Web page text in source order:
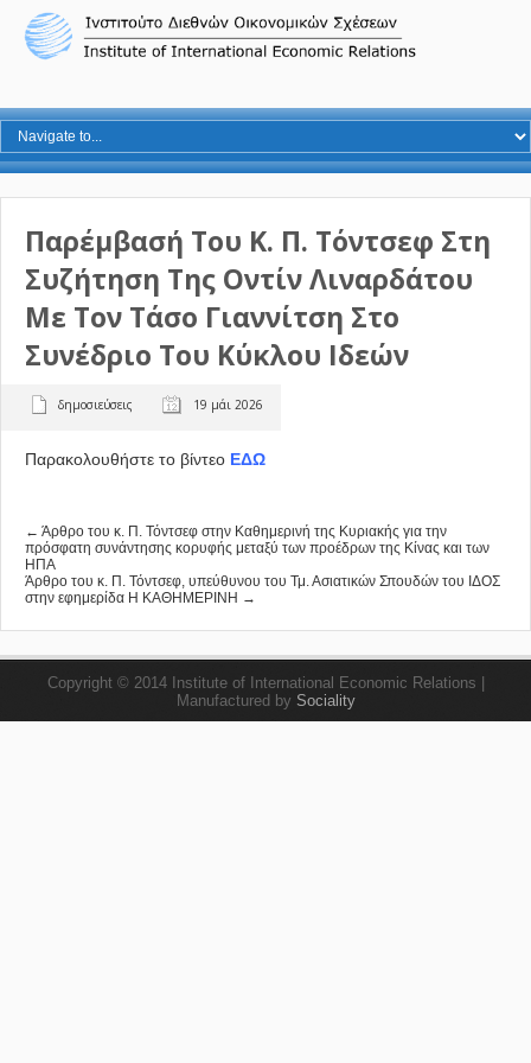
Παρέμβασή Του Κ. Π. Τόντσεφ Στη
Συζήτηση Της Οντίν Λιναρδάτου
Με Τον Τάσο Γιαννίτση Στο
Συνέδριο Του Κύκλου Ιδεών
δημοσιεύσεις 19 μάι 2026
Παρακολουθήστε το βίντεο ΕΔΩ
← Άρθρο του κ. Π. Τόντσεφ στην Καθημερινή της Κυριακής για την
πρόσφατη συνάντησης κορυφής μεταξύ των προέδρων της Κίνας και των
ΗΠΑ
Άρθρο του κ. Π. Τόντσεφ, υπεύθυνου του Τμ. Ασιατικών Σπουδών του ΙΔΟΣ
στην εφημερίδα Η ΚΑΘΗΜΕΡΙΝΗ →
Copyright © 2014 Institute of International Economic Relations |
Manufactured by Sociality